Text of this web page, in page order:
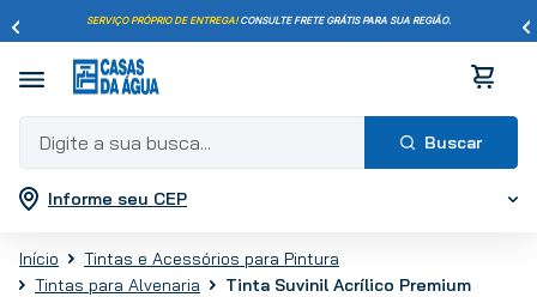
SERVIÇO PRÓPRIO DE ENTREGA!CONSULTE FRETE GRÁTIS PARA SUA REGIÃO.
Digite a sua busca...
Informe seu CEP
Tintas e Acessórios para Pintura
Tintas para Alvenaria
Tinta Suvinil Acrílico Premium
Termos mais buscados
2
porcelanato